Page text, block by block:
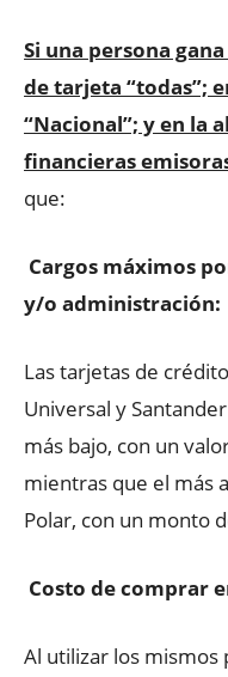
Si una persona
de tarjeta “todas”;
“Nacional”; y en la
financieras
que:
Cargos máximos
y/o administración:
Las tarjetas de
Universal y
más bajo, con un
mientras que el más
Polar, con un monto
Costo de comprar
Al utilizar los